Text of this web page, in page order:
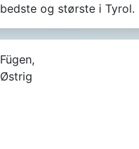
bedste og største i Tyrol.
Fügen,
Østrig